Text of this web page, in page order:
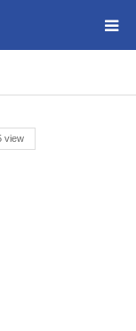
view